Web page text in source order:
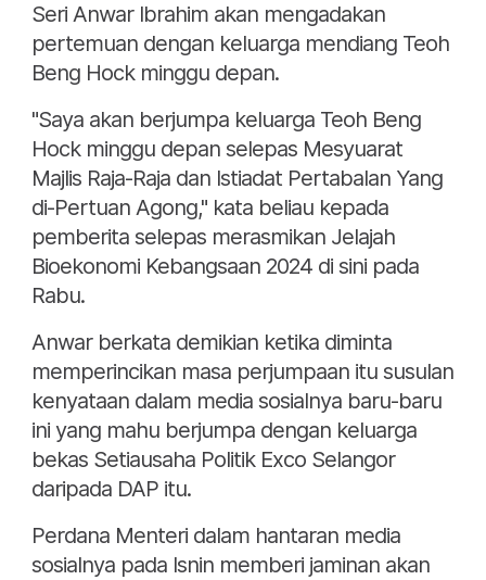
Seri Anwar Ibrahim akan mengadakan
pertemuan dengan keluarga mendiang Teoh
Beng Hock minggu depan.
"Saya akan berjumpa keluarga Teoh Beng
Hock minggu depan selepas Mesyuarat
Majlis Raja-Raja dan Istiadat Pertabalan Yang
di-Pertuan Agong," kata beliau kepada
pemberita selepas merasmikan Jelajah
Bioekonomi Kebangsaan 2024 di sini pada
Rabu.
Anwar berkata demikian ketika diminta
memperincikan masa perjumpaan itu susulan
kenyataan dalam media sosialnya baru-baru
ini yang mahu berjumpa dengan keluarga
bekas Setiausaha Politik Exco Selangor
daripada DAP itu.
Perdana Menteri dalam hantaran media
sosialnya pada Isnin memberi jaminan akan